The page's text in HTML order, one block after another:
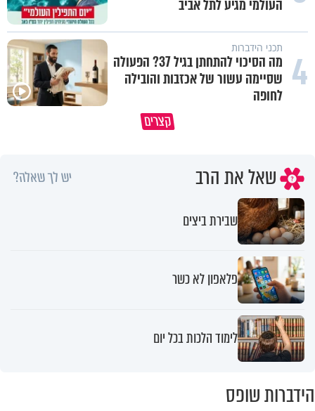
העולמי מגיע לתל אביב
4 תכני הידברות
מה הסיכוי להתחתן בגיל 37? הפעולה
שסיימה עשור של אכזבות והובילה
לחופה
קצרים
שאל את הרב יש לך שאלה?
שבירת ביצים
פלאפון לא כשר
לימוד הלכות בכל יום
הידברות שופס